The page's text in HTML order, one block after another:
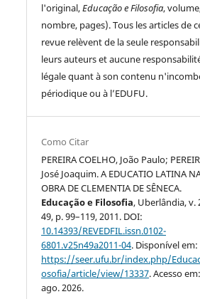
l'original,Educação e Filosofia,
nombre, pages). Tous les articles de
revue relèvent de la seule
leurs auteurs et aucune
légale quant à son contenu
périodique ou à l’EDUFU.
Como Citar
PEREIRA COELHO, João Paulo;
José Joaquim. A EDUCATIO LATINA
OBRA DE CLEMENTIA DE SÊNECA.
Educação e Filosofia, Uberlândia, v.
49, p. 99–119, 2011. DOI:
10.14393/REVEDFIL.issn.0102-
6801.v25n49a2011-04. Disponível em:
https://seer.ufu.br/index.php/
osofia/article/view/13337. Acesso
ago. 2026.